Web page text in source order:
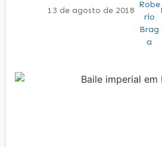
13 de agosto de 2018